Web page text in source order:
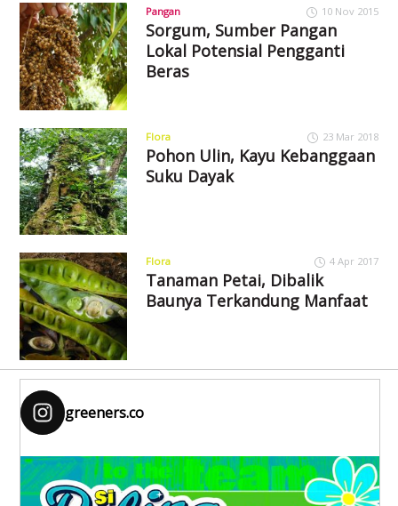
Pangan 10 Nov 2015
Sorgum, Sumber Pangan
Lokal Potensial Pengganti
Beras
Flora 23 Mar 2018
Pohon Ulin, Kayu Kebanggaan
Suku Dayak
Flora 4 Apr 2017
Tanaman Petai, Dibalik
Baunya Terkandung Manfaat
greeners.co